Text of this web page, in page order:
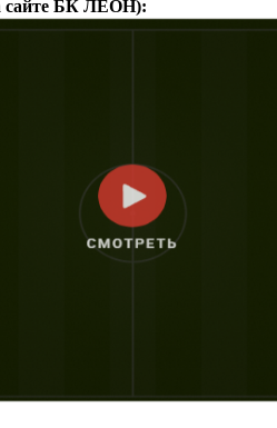
сайте БК ЛЕОН):